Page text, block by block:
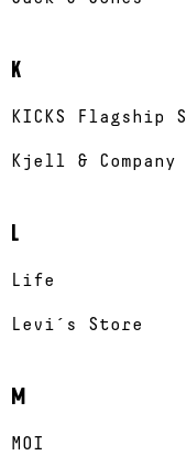
K
KICKS Flagship
Kjell & Company
L
Life
Levi´s Store
M
MOI